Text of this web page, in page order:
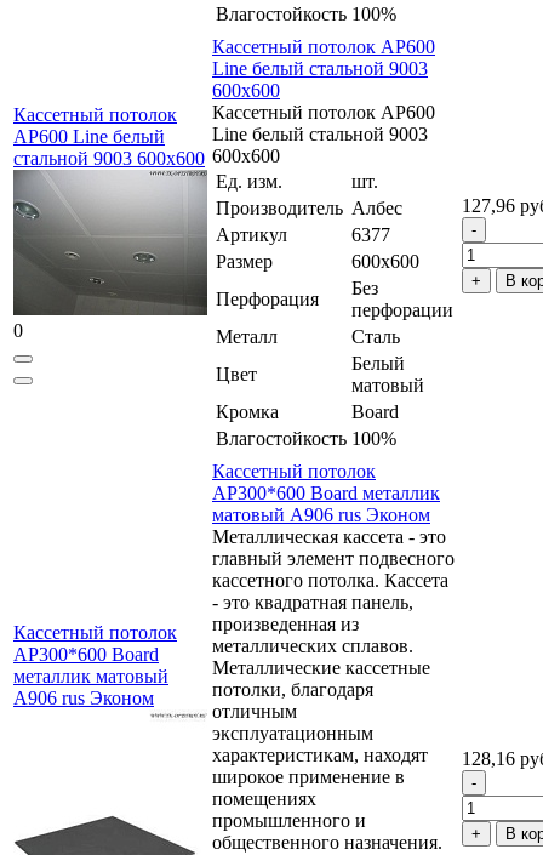
Влагостойкость 100%
Кассетный потолок
AP600 Line белый
стальной 9003 600x600
0
Кассетный потолок AP600
Line белый стальной 9003
600x600
Кассетный потолок AP600
Line белый стальной 9003
600x600
Ед. изм.
шт.
Производитель Албес
Артикул
6377
Размер
600x600
Перфорация
Без
перфорации
Металл
Сталь
Цвет
Белый
матовый
Кромка
Board
Влагостойкость 100%
127,96
В
Кассетный потолок
AP300*600 Board
металлик матовый
А906 rus Эконом
Кассетный потолок
AP300*600 Board металлик
матовый А906 rus Эконом
Металлическая кассета - это
главный элемент подвесного
кассетного потолка. Кассета
- это квадратная панель,
произведенная из
металлических сплавов.
Металлические кассетные
потолки, благодаря
отличным
эксплуатационным
характеристикам, находят
широкое применение в
помещениях
промышленного и
общественного назначения.
128,16
В